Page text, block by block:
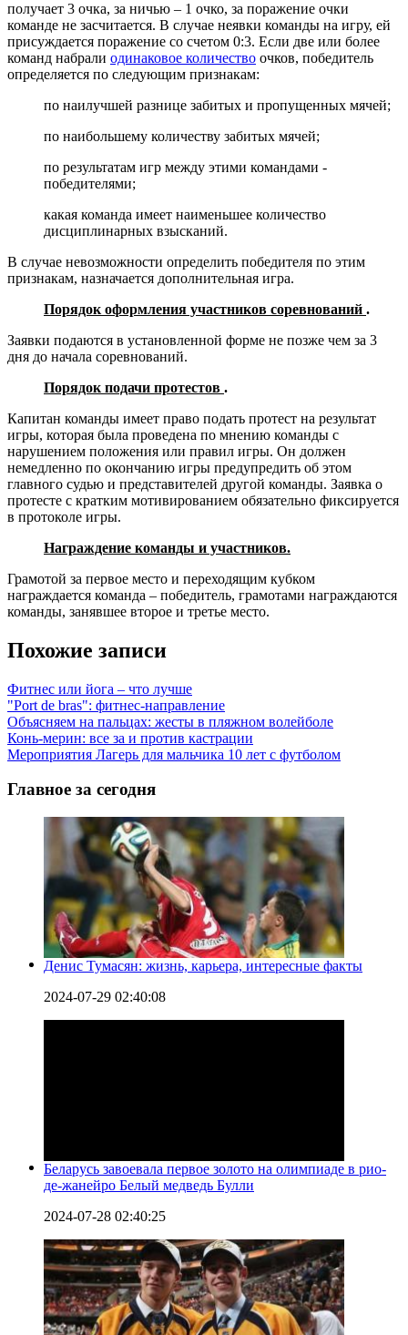
получает 3 очка, за ничью – 1 очко, за поражение очки
команде не засчитается. В случае неявки команды на игру, ей
присуждается поражение со счетом 0:3. Если две или более
команд набрали одинаковое количество очков, победитель
определяется по следующим признакам:
по наилучшей разнице забитых и пропущенных мячей;
по наибольшему количеству забитых мячей;
по результатам игр между этими командами -
победителями;
какая команда имеет наименьшее количество
дисциплинарных взысканий.
В случае невозможности определить победителя по этим
признакам, назначается дополнительная игра.
Порядок оформления участников соревнований .
Заявки подаются в установленной форме не позже чем за 3
дня до начала соревнований.
Порядок подачи протестов .
Капитан команды имеет право подать протест на результат
игры, которая была проведена по мнению команды с
нарушением положения или правил игры. Он должен
немедленно по окончанию игры предупредить об этом
главного судью и представителей другой команды. Заявка о
протесте с кратким мотивированием обязательно фиксируется
в протоколе игры.
Награждение команды и участников.
Грамотой за первое место и переходящим кубком
награждается команда – победитель, грамотами награждаются
команды, занявшее второе и третье место.
Похожие записи
Фитнес или йога – что лучше
"Port de bras": фитнес-направление
Объясняем на пальцах: жесты в пляжном волейболе
Конь-мерин: все за и против кастрации
Мероприятия Лагерь для мальчика 10 лет с футболом
Главное за сегодня
Денис Тумасян: жизнь, карьера, интересные факты
2024-07-29 02:40:08
Беларусь завоевала первое золото на олимпиаде в рио-
де-жанейро Белый медведь Булли
2024-07-28 02:40:25